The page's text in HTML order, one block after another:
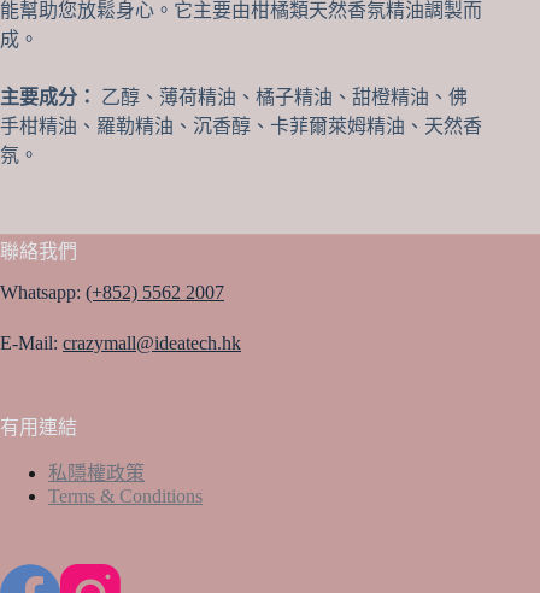
能幫助您放鬆身心。它主要由柑橘類天然香氛精油調製而
成。
主要成分：
乙醇、薄荷精油、橘子精油、甜橙精油、佛
手柑精油、羅勒精油、沉香醇、卡菲爾萊姆精油、天然香
氛。
聯絡我們
Whatsapp: (+852) 5562 2007
E-Mail: crazymall@ideatech.hk
有用連結
私隱權政策
Terms & Conditions